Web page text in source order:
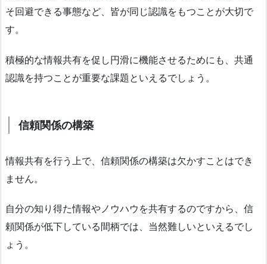
そ回避できる事態など、皆が同じ認識をもつことが大切で
す。
積極的な情報共有を促し円滑に機能させるためにも、共通
認識を持つことが重要な課題といえるでしょう。
信頼関係の構築
情報共有を行う上で、信頼関係の構築は欠かすことはでき
ません。
自分の知り得た情報やノウハウを共有するのですから、信
頼関係が低下している間柄では、当然難しいといえるでし
ょう。